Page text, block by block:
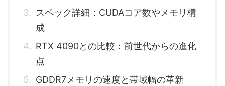
スペック詳細：CUDAコア数やメモリ構
成
RTX 4090との比較：前世代からの進化
点
GDDR7メモリの速度と帯域幅の革新